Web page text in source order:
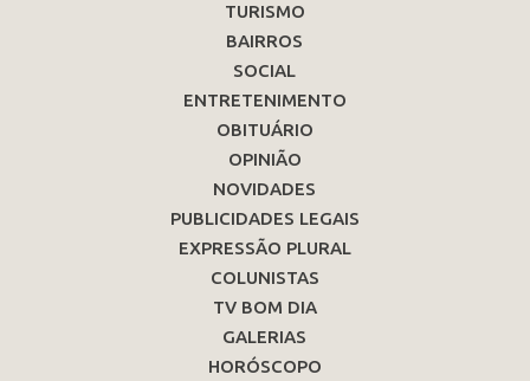
TURISMO
BAIRROS
SOCIAL
ENTRETENIMENTO
OBITUÁRIO
OPINIÃO
NOVIDADES
PUBLICIDADES LEGAIS
EXPRESSÃO PLURAL
COLUNISTAS
TV BOM DIA
GALERIAS
HORÓSCOPO